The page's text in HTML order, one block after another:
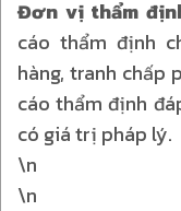
Đơn vị thẩm
cáo thẩm định
hàng, tranh chấp
cáo thẩm định
có giá trị pháp lý.
\n
\n